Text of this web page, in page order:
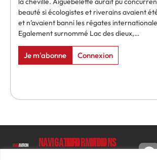
beauté si écologistes et riverains avaient
et n’avaient banni les régates
Egalement surnommé Lac des dieux,…
Je m'abonne Connexion
NavigationInformations
Mon